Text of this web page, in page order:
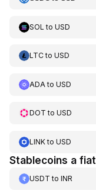
SOL to USD
LTCto USD
ADA to USD
DOT to USD
LINKto USD
Stablecoins a fiat
USDT to INR